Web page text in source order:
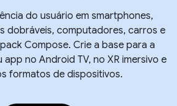
do usuário em smartphones,
dobráveis, computadores, carros e
Compose. Crie a base para a
no Android TV, no XR imersivo e
formatos de dispositivos.